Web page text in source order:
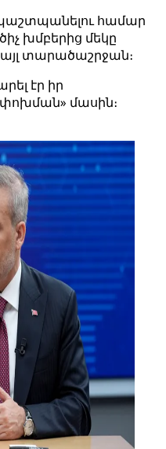
համար
խմբերից մեկը
տարածաշրջան։
էր իր
մասին։